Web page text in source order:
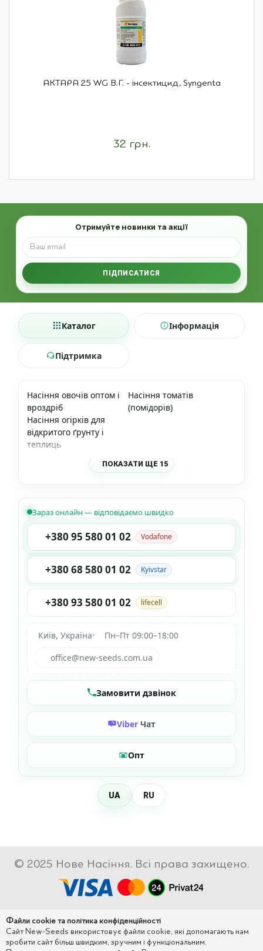
АКТАРА 25 WG В.Г. - інсектицид, Syngenta
32 грн.
Email
Отримуйте новинки та акції
ПІДПИСАТИСЯ
Каталог Інформація
Підтримка
Насіння овочів оптом і
вроздріб
Насіння томатів
(помідорів)
Насіння огірків для
відкритого ґрунту і
теплиць
ПОКАЗАТИ ЩЕ 15
Зараз онлайн — відповідаємо швидко
+380 95 580 01 02 Vodafone
+380 68 580 01 02 Kyivstar
+380 93 580 01 02 lifecell
Київ, Україна•
Пн–Пт 09:00–18:00
office@new-seeds.com.ua
Замовити дзвінок
Viber Чат
Опт
UA RU
© 2025 Нове Насіння. Всі права захищено.
Файли cookie та політика конфіденційності
Сайт New-Seeds використовує файли cookie, які допомагають нам
зробити сайт більш швидким, зручним і функціональним.